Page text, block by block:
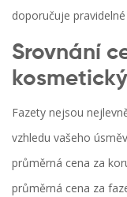
doporučuje
Srovnání
Fazety nejsou
vzhledu vašeho
průměrná cena za
průměrná cena za